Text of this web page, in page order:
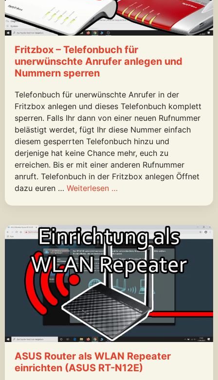
Fritzbox – Telefonbuch für
unerwünschte Anrufer anlegen und
Nummern sperren
Telefonbuch für unerwünschte Anrufer in der
Fritzbox anlegen und dieses Telefonbuch komplett
sperren. Falls Ihr dann von einer neuen Rufnummer
belästigt werdet, fügt Ihr diese Nummer einfach
diesem gesperrten Telefonbuch hinzu und
derjenige hat keine Chance mehr, euch zu
erreichen. Bis er mit einer anderen Rufnummer
anruft. Telefonbuch in der Fritzbox anlegen Öffnet
dazu euren … Weiterlesen …
ASUS Router als WLAN Repeater
einrichten (ASUS RT-N12E)